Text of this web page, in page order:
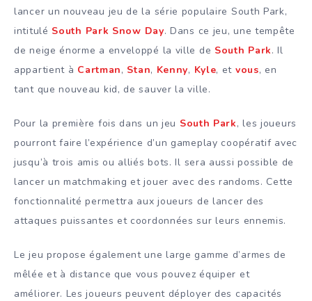
lancer un nouveau jeu de la série populaire South Park,
intitulé South Park Snow Day. Dans ce jeu, une tempête
de neige énorme a enveloppé la ville de South Park. Il
appartient à Cartman, Stan, Kenny, Kyle, et vous, en
tant que nouveau kid, de sauver la ville.
Pour la première fois dans un jeu South Park, les joueurs
pourront faire l’expérience d’un gameplay coopératif avec
jusqu’à trois amis ou alliés bots. Il sera aussi possible de
lancer un matchmaking et jouer avec des randoms. Cette
fonctionnalité permettra aux joueurs de lancer des
attaques puissantes et coordonnées sur leurs ennemis.
Le jeu propose également une large gamme d’armes de
mêlée et à distance que vous pouvez équiper et
améliorer. Les joueurs peuvent déployer des capacités